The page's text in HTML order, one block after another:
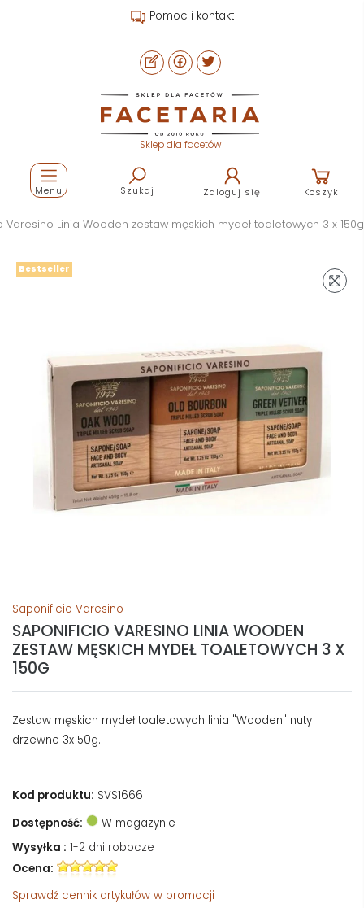
Pomoc i kontakt
Sklep dla facetów
Szukaj Zaloguj się Koszyk
Menu
Varesino Linia Wooden zestaw męskich mydeł toaletowych 3 x 150g
Bestseller
Saponificio Varesino
SAPONIFICIO VARESINO LINIA WOODEN
ZESTAW MĘSKICH MYDEŁ TOALETOWYCH 3 X
150G
Zestaw męskich mydeł toaletowych linia "Wooden" nuty
drzewne 3x150g.
Kod produktu: SVS1666
Dostępność:
W magazynie
Wysyłka : 1-2 dni robocze
Ocena:
Sprawdź cennik artykułów w promocji